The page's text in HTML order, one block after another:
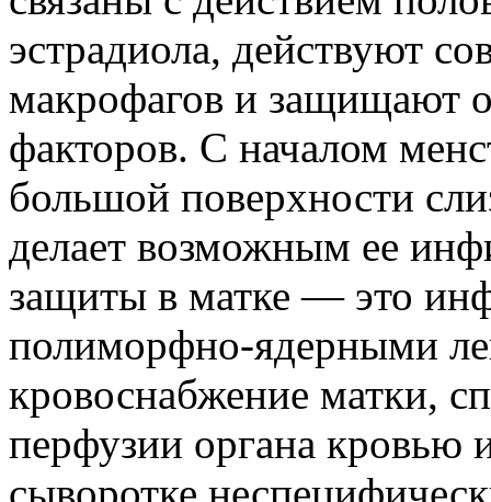
эстрадиола, действуют
макрофагов и защищают
факторов. С началом
большой поверхности
делает возможным ее
защиты в матке — это
полиморфно-ядерными
кровоснабжение матки,
перфузии органа кровью
сыворотке